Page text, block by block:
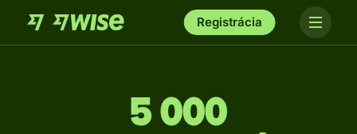
Registrácia
5 000